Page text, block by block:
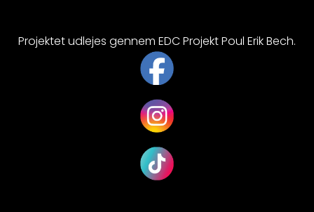
Projektet udlejes gennem EDC Projekt Poul Erik Bech.